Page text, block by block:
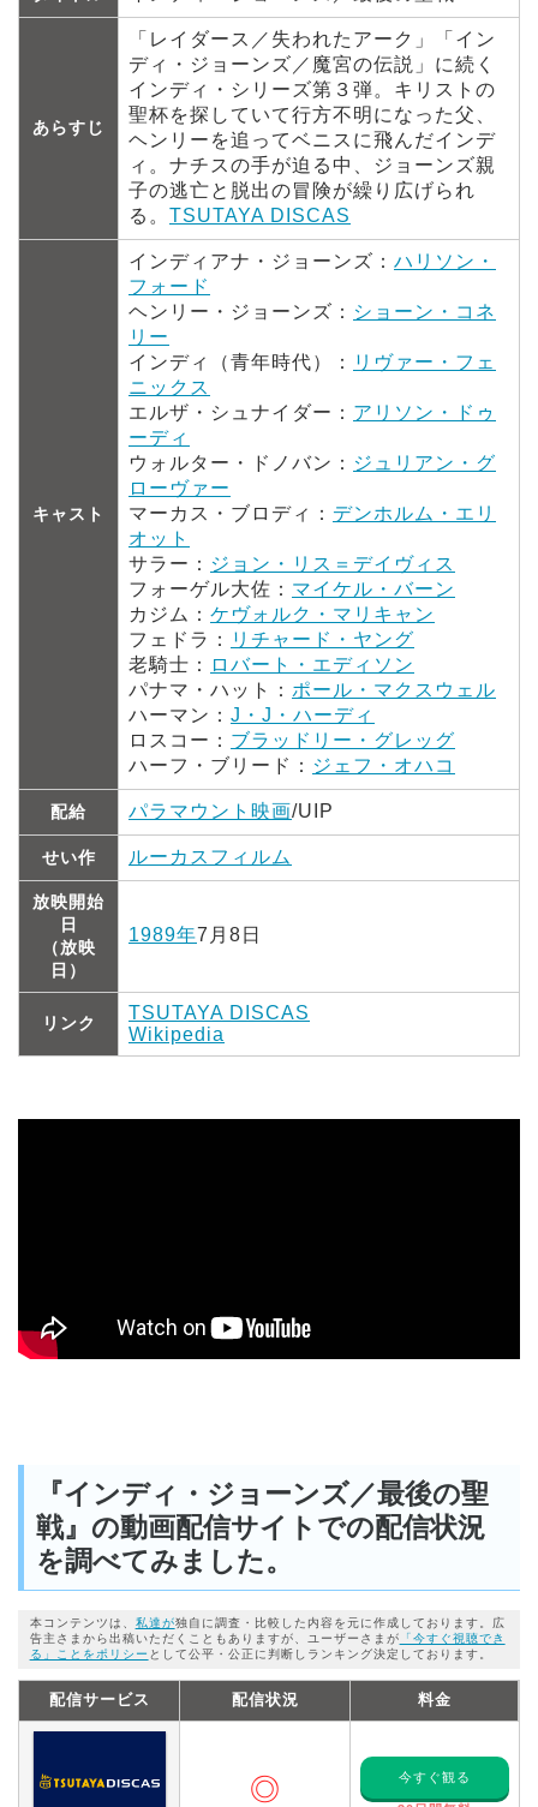
あらすじ
「レイダース／失われたアーク」「イン
ディ・ジョーンズ／魔宮の伝説」に続く
インディ・シリーズ第３弾。キリストの
聖杯を探していて行方不明になった父、
ヘンリーを追ってベニスに飛んだインデ
ィ。ナチスの手が迫る中、ジョーンズ親
子の逃亡と脱出の冒険が繰り広げられ
る。 TSUTAYA DISCAS
キャスト
インディアナ・ジョーンズ： ハリソン・
フォード
ヘンリー・ジョーンズ： ショーン・コネ
リー
インディ（青年時代）：
リヴァー・フェ
ニックス
エルザ・シュナイダー： アリソン・ドゥ
ーディ
ウォルター・ドノバン： ジュリアン・グ
ローヴァー
マーカス・ブロディ： デンホルム・エリ
オット
サラー： ジョン・リス＝デイヴィス
フォーゲル大佐： マイケル・バーン
カジム： ケヴォルク・マリキャン
フェドラ：
リチャード・ヤング
老騎士：
ロバート・エディソン
パナマ・ハット： ポール・マクスウェル
ハーマン： J・J・ハーディ
ロスコー： ブラッドリー・グレッグ
ハーフ・ブリード： ジェフ・オハコ
配給 パラマウント映画/UIP
せい作 ルーカスフィルム
放映開始
日
（放映
日）
1989年7月8日
リンク
TSUTAYA DISCAS
Wikipedia
『インディ・ジョーンズ／最後の聖
戦』の動画配信サイトでの配信状況
を調べてみました。
本コンテンツは、 私達が独自に調査・比較した内容を元に作成しております。広
告主さまから出稿いただくこともありますが、ユーザーさまが 「今すぐ視聴でき
る」ことをポリシー として公平・公正に判断しランキング決定しております。
配信サービス 配信状況 料金
◎ 今すぐ観る